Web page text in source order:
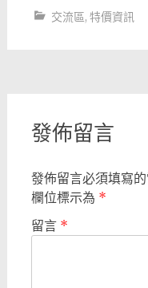
交流區, 特價資訊
navigation
發佈留言
發佈留言必須填寫
欄位標示為 *
留言 *